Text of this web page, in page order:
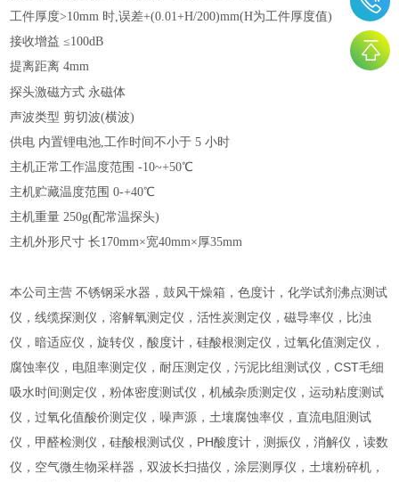
工件厚度>10mm 时,误差+(0.01+H/200)mm(H为工件厚度值)
接收增益 ≤100dB
提离距离 4mm
探头激磁方式 永磁体
声波类型 剪切波(横波)
供电 内置锂电池,工作时间不小于 5 小时
主机正常工作温度范围 -10~+50℃
主机贮藏温度范围 0-+40℃
主机重量 250g(配常温探头)
主机外形尺寸 长170mm×宽40mm×厚35mm
本公司主营 不锈钢采水器，鼓风干燥箱，色度计，化学试剂沸点测试
仪，线缆探测仪，溶解氧测定仪，活性炭测定仪，磁导率仪，比浊
仪，暗适应仪，旋转仪，酸度计，硅酸根测定仪，过氧化值测定仪，
腐蚀率仪，电阻率测定仪，耐压测定仪，污泥比组测试仪，CST毛细
吸水时间测定仪，粉体密度测试仪，机械杂质测定仪，运动粘度测试
仪，过氧化值酸价测定仪，噪声源，土壤腐蚀率仪，直流电阻测试
仪，甲醛检测仪，硅酸根测试仪，PH酸度计，测振仪，消解仪，读数
仪，空气微生物采样器，双波长扫描仪，涂层测厚仪，土壤粉碎机，